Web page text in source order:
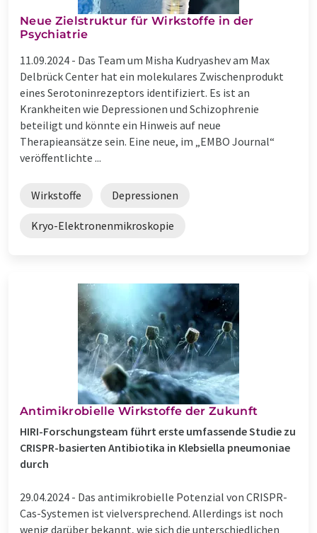
Neue Zielstruktur für Wirkstoffe in der
Psychiatrie
11.09.2024 - Das Team um Misha Kudryashev am Max
Delbrück Center hat ein molekulares Zwischenprodukt
eines Serotoninrezeptors identifiziert. Es ist an
Krankheiten wie Depressionen und Schizophrenie
beteiligt und könnte ein Hinweis auf neue
Therapieansätze sein. Eine neue, im „EMBO Journal“
veröffentlichte ...
Wirkstoffe Depressionen
Kryo-Elektronenmikroskopie
Antimikrobielle Wirkstoffe der Zukunft
HIRI-Forschungsteam führt erste umfassende Studie zu
CRISPR-basierten Antibiotika in Klebsiella pneumoniae
durch
29.04.2024 - Das antimikrobielle Potenzial von CRISPR-
Cas-Systemen ist vielversprechend. Allerdings ist noch
wenig darüber bekannt, wie sich die unterschiedlichen